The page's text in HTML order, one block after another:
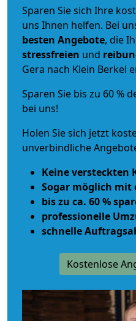
Sparen Sie sich Ihre
uns Ihnen helfen. Bei
besten Angebote, die
stressfreien und
Gera nach Klein Berkel
Sparen Sie bis zu 60 %
bei uns!
Holen Sie sich jetzt
unverbindliche
Keine versteckten
Sogar möglich mit
bis zu ca. 60 %
professionelle
schnelle
Kostenlose